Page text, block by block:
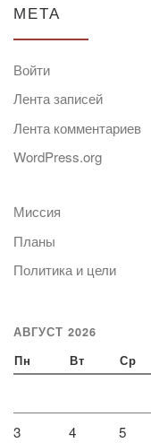
МЕТА
Войти
Лента записей
Лента комментариев
WordPress.org
Миссия
Планы
Политика и цели
АВГУСТ 2026
Пн Вт Ср
3 4 5